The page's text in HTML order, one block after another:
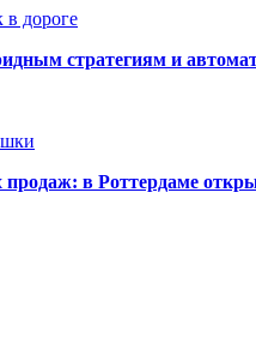
в дороге
стратегиям и
в Роттердаме